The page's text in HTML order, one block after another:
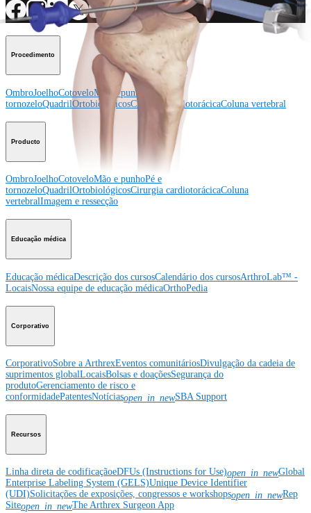
Procedimento
OmbroJoelhoCotoveloMão e punho
Pé e
tornozeloQuadrilOrtobiológicosCirurgia cardiotorácicaColuna vertebral
Producto
OmbroJoelhoCotoveloMão e punhoPé e
tornozeloQuadrilOrtobiológicosCirurgia cardiotorácicaColuna
vertebralImagem e ressecção
Educação médica
Educação médicaDescrição dos cursosCalendário dos cursosArthroLab™ -
LocaisNossa equipe de educação médicaOrthoPedia
Corporativo
CorporativoSobre a ArthrexEventos comunitáriosDivulgação da cadeia de
suprimentos globalLocaisBolsas e doaçõesSegurança do
produtoGerenciamento de risco e
conformidadePatentesNotíciasopen_in_newSBA Support
Recursos
Linha direta de codificaçãoeDFUs (Instructions for Use)open_in_newGlobal
Enterprise Labeling System (GELS)Unique Device Identifier
(UDI)Solicitações de exposições, congressos e workshopsopen_in_newRep
Siteopen_in_newThe Arthrex Surgeon App